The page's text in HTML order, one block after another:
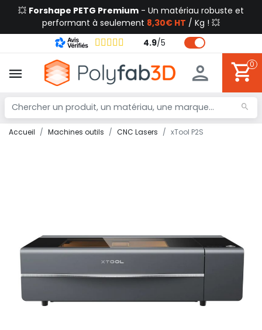
💥 Forshape PETG Premium - Un matériau robuste et
performant à seulement 8,30€ HT / Kg ! 💥
4.9/5
0
Accueil Machines outils CNC Lasers xTool P2S